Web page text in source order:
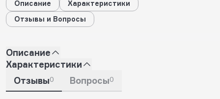
Описание
Характеристики
Отзывы и Вопросы
Описание
Характеристики
Отзывы0 Вопросы0